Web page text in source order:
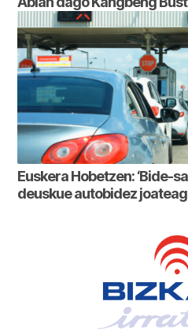
Euskera Hobetzen: ‘Bide-
deuskue autobidez